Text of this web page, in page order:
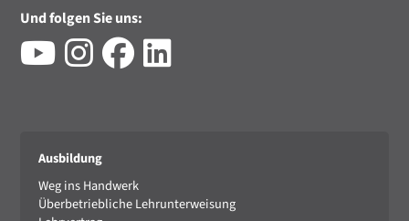
Und folgen Sie uns:
Ausbildung
Weg ins Handwerk
Überbetriebliche Lehrunterweisung